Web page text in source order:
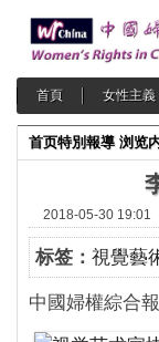
首頁 女性主義
首页特別報導 浏览
2018-05-30 19:01
标签： 視覺藝
中國婦權綜合